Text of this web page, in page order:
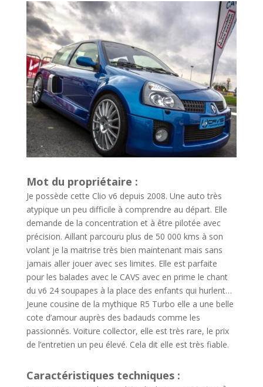
Mot du propriétaire :
Je possède cette Clio v6 depuis 2008. Une auto très
atypique un peu difficile à comprendre au départ. Elle
demande de la concentration et à être pilotée avec
précision. Aillant parcouru plus de 50 000 kms à son
volant je la maitrise très bien maintenant mais sans
jamais aller jouer avec ses limites. Elle est parfaite
pour les balades avec le CAVS avec en prime le chant
du v6 24 soupapes à la place des enfants qui hurlent…
Jeune cousine de la mythique R5 Turbo elle a une belle
cote d’amour auprès des badauds comme les
passionnés. Voiture collector, elle est très rare, le prix
de l’entretien un peu élevé. Cela dit elle est très fiable.
Caractéristiques techniques :